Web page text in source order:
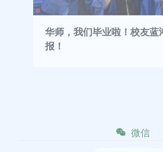
华师，我们毕业啦！校友蓝
报！
微信